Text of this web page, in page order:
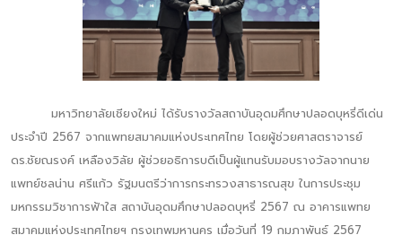
มหาวิทยาลัยเชียงใหม่ ได้รับรางวัลสถาบันอุดมศึกษาปลอดบุหรี่ดีเด่น
ประจำปี 2567 จากแพทยสมาคมแห่งประเทศไทย โดยผู้ช่วยศาสตราจารย์
ดร.ชัยณรงค์ เหลืองวิลัย ผู้ช่วยอธิการบดีเป็นผู้แทนรับมอบรางวัลจากนาย
แพทย์ชลน่าน ศรีแก้ว รัฐมนตรีว่าการกระทรวงสาธารณสุข ในการประชุม
มหกรรมวิชาการฟ้าใส สถาบันอุดมศึกษาปลอดบุหรี่ 2567 ณ อาคารแพทย
สมาคมแห่งประเทศไทยฯ กรุงเทพมหานคร เมื่อวันที่ 19 กุมภาพันธ์ 2567